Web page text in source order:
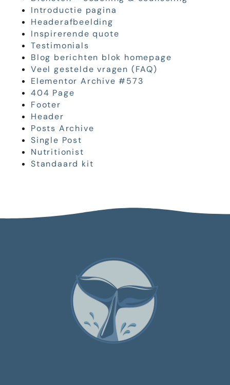
Introductie pagina
Headerafbeelding
Inspirerende quote
Testimonials
Blog berichten blok homepage
Veel gestelde vragen (FAQ)
Elementor Archive #573
404 Page
Footer
Header
Posts Archive
Single Post
Nutritionist
Standaard kit